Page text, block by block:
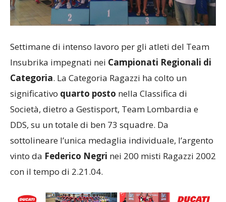
Settimane di intenso lavoro per gli atleti del Team
Insubrika impegnati nei Campionati Regionali di
Categoria. La Categoria Ragazzi ha colto un
significativo quarto posto nella Classifica di
Società, dietro a Gestisport, Team Lombardia e
DDS, su un totale di ben 73 squadre. Da
sottolineare l’unica medaglia individuale, l’argento
vinto da Federico Negri nei 200 misti Ragazzi 2002
con il tempo di 2.21.04.